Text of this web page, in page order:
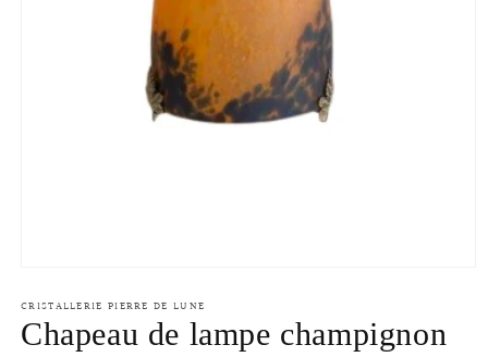
média
1
dans
CRISTALLERIE PIERRE DE LUNE
Chapeau de lampe champignon